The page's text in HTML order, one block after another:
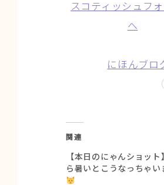
にほんブロ
関連
【本日のにゃんショッ
ら暑いとこうなっちゃ